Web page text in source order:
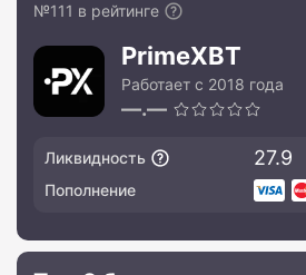
№111 в рейтинге
PrimeXBT
Работает с 2018 года
—.—
Ликвидность 27.9
Пополнение